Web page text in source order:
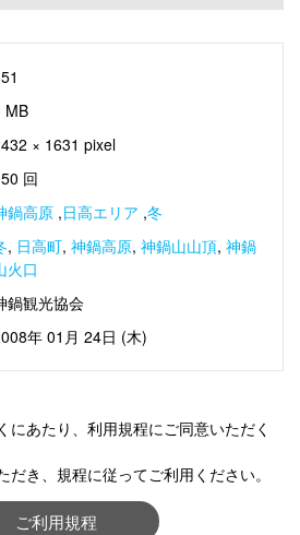
MB
× 1631 pixel
回
鍋高原 ,日高エリア ,冬
, 日高町, 神鍋高原, 神鍋山山頂, 神鍋
火口
鍋観光協会
年 01月 24日 (木)
にあたり、利用規程にご同意いただく
き、規程に従ってご利用ください。
ご利用規程